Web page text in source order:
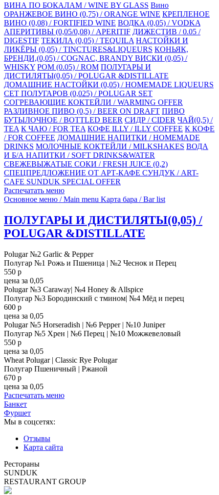
ВИНА ПО БОКАЛАМ / WINE BY GLASS Вино
ОРАНЖЕВОЕ ВИНО (0,75) / ORANGE WINE КРЕПЛЕНОЕ
ВИНО (0,08) / FORTIFIED WINE ВОДКА (0,05) / VODKA
АПЕРИТИВЫ (0,05/0,08) / APERITIF ДИЖЕСТИВ / 0.05 /
DIGESTIF ТЕКИЛА (0,05) / TEQUILA НАСТОЙКИ И
ЛИКЁРЫ (0,05) / TINCTURES&LIQUEURS КОНЬЯК,
БРЕНДИ,(0,05) / COGNAC, BRANDY ВИСКИ (0,05) /
WHISKY РОМ (0.05) / ROM ПОЛУГАРЫ И
ДИСТИЛЯТЫ(0,05) / POLUGAR &DISTILLATE
ДОМАШНИЕ НАСТОЙКИ (0,05) / HOMEMADE LIQUEURS
СЕТ ПОЛУГАРОВ (0,025) / POLUGAR SET
СОГРЕВАЮЩИЕ КОКТЕЙЛИ / WARMING OFFER
РАЗЛИВНОЕ ПИВО (0,5) / BEER ON DRAFT ПИВО
БУТЫЛОЧНОЕ / BOTTLED BEER СИДР / CIDER ЧАЙ(0,5) /
TEA К ЧАЮ / FOR TEA КОФЕ ILLY / ILLY СOFFEE К КОФЕ
/ FOR COFFEE ДОМАШНИЕ НАПИТКИ / HOMEMADE
DRINKS МОЛОЧНЫЕ КОКТЕЙЛИ / MILKSHAKES ВОДА
И Б/А НАПИТКИ / SOFT DRINKS&WATER
СВЕЖЕВЫЖАТЫЕ СОКИ / FRESH JUICE (0,2)
СПЕЦПРЕДЛОЖЕНИЕ ОТ АРТ-КАФЕ СУНДУК / ART-
CAFE SUNDUK SPECIAL OFFER
Распечатать меню
Основное меню / Main menu Kарта бара / Bar list
ПОЛУГАРЫ И ДИСТИЛЯТЫ(0,05) /
POLUGAR &DISTILLATE
Polugar №2 Garlic & Pepper
Полугар №1 Рожь и Пшеница | №2 Чеснок и Перец
550 p
цена за 0,05
Polugar №3 Caraway| №4 Honey & Allspice
Полугар №3 Бородинский с тмином| №4 Мёд и перец
600 p
цена за 0,05
Polugar №5 Horseradish | №6 Pepper | №10 Juniper
Полугар №5 Хрен | №6 Перец | №10 Можжевеловый
550 p
цена за 0,05
Wheat Polugar | Classic Rye Polugar
Полугар Пшеничный | Ржаной
670 p
цена за 0,05
Распечатать меню
Банкет
Фуршет
Мы в соцсетях:
Отзывы
Карта сайта
Рестораны
SUNDUK
RESTAURANT GROUP